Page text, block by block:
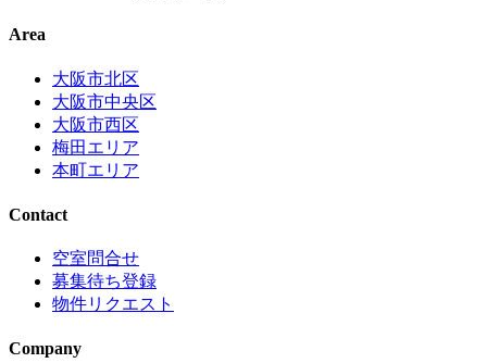
Area
大阪市北区
大阪市中央区
大阪市西区
梅田エリア
本町エリア
Contact
空室問合せ
募集待ち登録
物件リクエスト
Company